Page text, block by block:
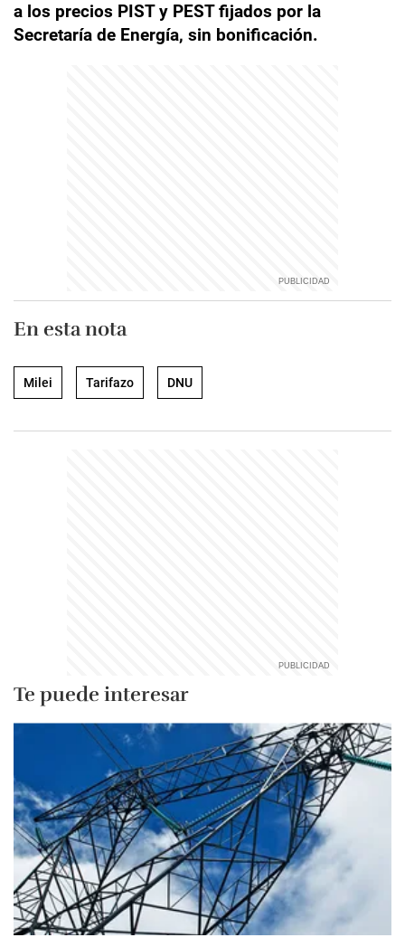
a los precios PIST y PEST fijados por la
Secretaría de Energía, sin bonificación.
En esta nota
Milei Tarifazo DNU
Te puede interesar